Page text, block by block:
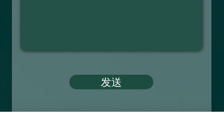
发送